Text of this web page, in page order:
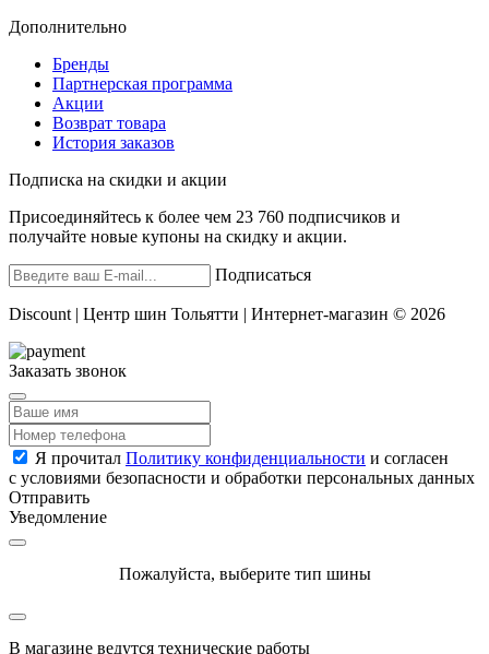
Дополнительно
Бренды
Партнерская программа
Акции
Возврат товара
История заказов
Подписка на скидки и акции
Присоединяйтесь к более чем 23 760 подписчиков и
получайте новые купоны на скидку и акции.
Подписаться
Discount | Центр шин Тольятти | Интернет-магазин © 2026
Заказать звонок
Я прочитал Политику конфиденциальности и согласен
с условиями безопасности и обработки персональных данных
Отправить
Уведомление
Пожалуйста, выберите тип шины
В магазине ведутся технические работы